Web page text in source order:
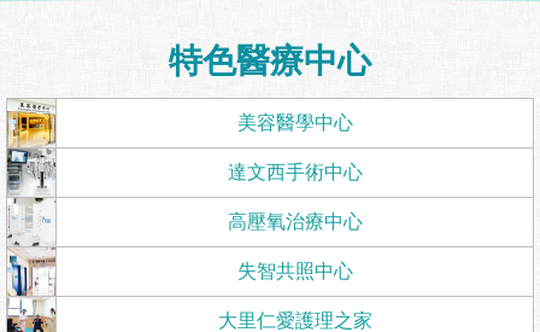
特色醫療中心
美容醫學中心
達文西手術中心
高壓氧治療中心
失智共照中心
大里仁愛護理之家